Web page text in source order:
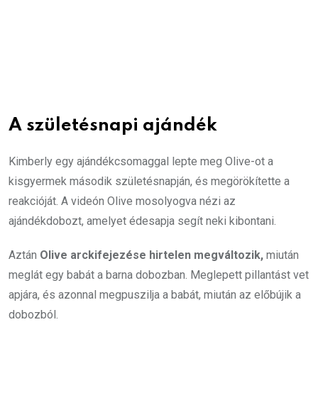
A születésnapi ajándék
Kimberly egy ajándékcsomaggal lepte meg Olive-ot a
kisgyermek második születésnapján, és megörökítette a
reakcióját. A videón Olive mosolyogva nézi az
ajándékdobozt, amelyet édesapja segít neki kibontani.
Aztán Olive arckifejezése hirtelen megváltozik, miután
meglát egy babát a barna dobozban. Meglepett pillantást vet
apjára, és azonnal megpuszilja a babát, miután az előbújik a
dobozból.